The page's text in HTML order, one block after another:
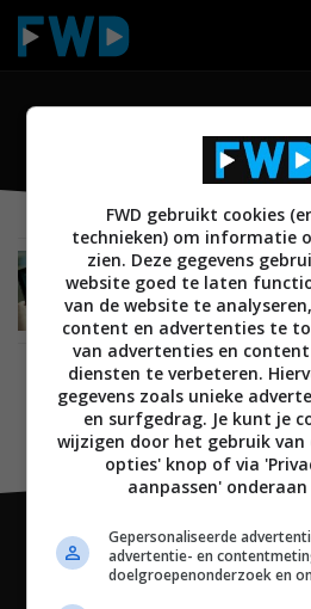
Rolly
MOBILE 27 AUGUSTUS 2015
De LG Rolly is een
Android en iOS
FWD gebruikt cookies
technieken) om informatie
zien. Deze gegevens
website goed te laten
van de website te
content en advertenties te
van advertenties en
diensten te verbeteren.
gegevens zoals unieke
en surfgedrag. Je kunt je
wijzigen door het gebruik
opties' knop of via
aanpassen'
Gepersonaliseerde
advertentie- en
doelgroepenonderzoek en